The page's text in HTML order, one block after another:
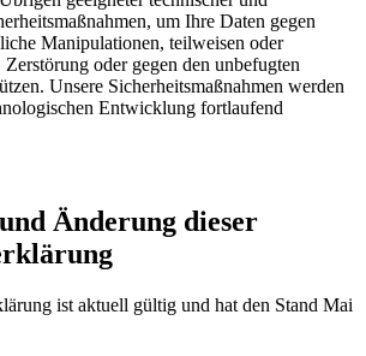
um Ihre Daten gegen
Manipulationen, teilweisen oder
oder gegen den unbefugten
Unsere Sicherheitsmaßnahmen werden
Entwicklung fortlaufend
Änderung dieser
ist aktuell gültig und hat den Stand Mai